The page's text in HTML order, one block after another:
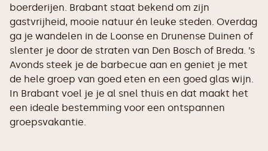
boerderijen. Brabant staat bekend om zijn
gastvrijheid, mooie natuur én leuke steden. Overdag
ga je wandelen in de Loonse en Drunense Duinen of
slenter je door de straten van Den Bosch of Breda. ’s
Avonds steek je de barbecue aan en geniet je met
de hele groep van goed eten en een goed glas wijn.
In Brabant voel je je al snel thuis en dat maakt het
een ideale bestemming voor een ontspannen
groepsvakantie.